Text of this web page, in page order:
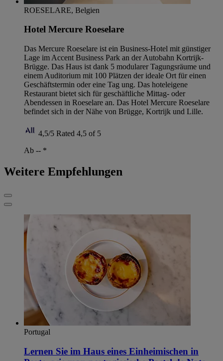
ROESELARE, Belgien
Hotel Mercure Roeselare
Das Mercure Roeselare ist ein Business-Hotel mit günstiger
Lage im Accent Business Park an der Autobahn Kortrijk-
Brügge. Das Haus ist dank 5 modularer Tagungsräume und
einem Auditorium mit 100 Plätzen der ideale Ort für einen
Geschäftstermin oder eine Tag ung. Das hoteleigene
Restaurant bietet sich für geschäftliche Mittag- oder
Abendessen in Roeselare an. Das Hotel Mercure Roeselare
befindet sich in der Nähe von Brügge, Kortrijk und Lille.
4,5/5 Rated 4,5 of 5
Ab -- *
Weitere Empfehlungen
Portugal
Lernen Sie im Haus eines Einheimischen in